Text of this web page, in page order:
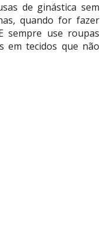
de ginástica sem
quando for fazer
sempre use roupas
em tecidos que não